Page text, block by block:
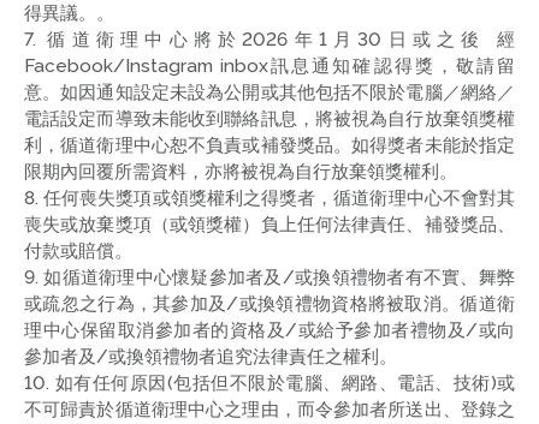
得異議。。
7. 循道衛理中心將於2026年1月30日或之後 經
Facebook/Instagram inbox訊息通知確認得獎，敬請留
意。如因通知設定未設為公開或其他包括不限於電腦／網絡／
電話設定而導致未能收到聯絡訊息，將被視為自行放棄領獎權
利，循道衛理中心恕不負責或補發獎品。如得獎者未能於指定
限期內回覆所需資料，亦將被視為自行放棄領獎權利。
8. 任何喪失獎項或領獎權利之得獎者，循道衛理中心不會對其
喪失或放棄獎項（或領獎權）負上任何法律責任、補發獎品、
付款或賠償。
9. 如循道衛理中心懷疑參加者及/或換領禮物者有不實、舞弊
或疏忽之行為，其參加及/或換領禮物資格將被取消。循道衛
理中心保留取消參加者的資格及/或給予參加者禮物及/或向
參加者及/或換領禮物者追究法律責任之權利。
10. 如有任何原因(包括但不限於電腦、網路、電話、技術)或
不可歸責於循道衛理中心之理由，而令參加者所送出、登錄之